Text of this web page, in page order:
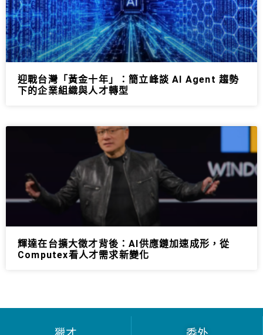
迎戰台灣「黃金十年」：簡立峰談 AI Agent 趨勢
下的企業組織與人才轉型
輝達在台擴大徵才背後：AI供應鏈加速成形，從
Computex看人才需求新變化